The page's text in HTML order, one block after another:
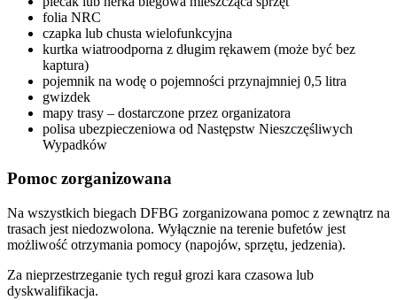
folia NRC
czapka lub chusta wielofunkcyjna
kurtka wiatroodporna z długim rękawem (może być bez
kaptura)
pojemnik na wodę o pojemności przynajmniej 0,5 litra
gwizdek
mapy trasy – dostarczone przez organizatora
polisa ubezpieczeniowa od Następstw Nieszczęśliwych
Wypadków
Pomoc zorganizowana
Na wszystkich biegach DFBG zorganizowana pomoc z zewnątrz na
trasach jest niedozwolona. Wyłącznie na terenie bufetów jest
możliwość otrzymania pomocy (napojów, sprzętu, jedzenia).
Za nieprzestrzeganie tych reguł grozi kara czasowa lub
dyskwalifikacja.